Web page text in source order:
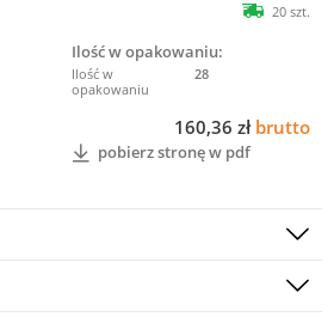
20 szt.
Ilość w opakowaniu:
28
160,36 zł brutto
pobierz stronę w pdf